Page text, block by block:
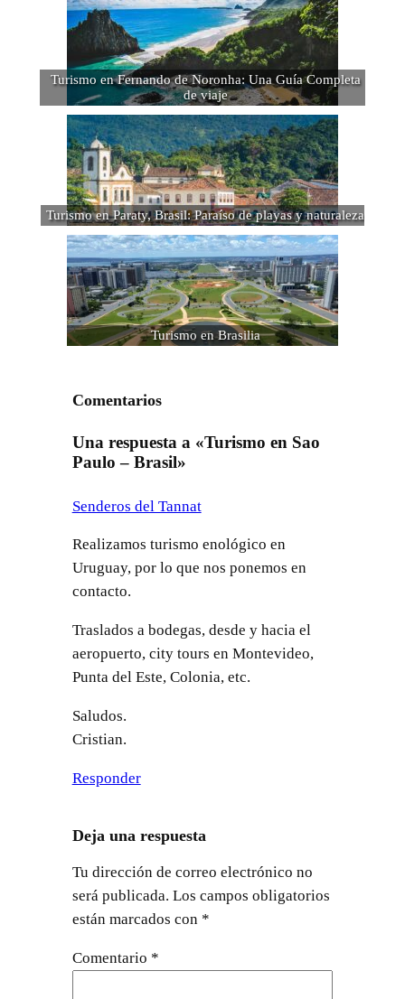
Turismo en Fernando de Noronha: Una Guía Completa
de viaje
Turismo en Paraty, Brasil: Paraíso de playas y naturaleza
Turismo en Brasilia
Comentarios
Una respuesta a «Turismo en Sao
Paulo – Brasil»
Senderos del Tannat
Realizamos turismo enológico en
Uruguay, por lo que nos ponemos en
contacto.
Traslados a bodegas, desde y hacia el
aeropuerto, city tours en Montevideo,
Punta del Este, Colonia, etc.
Saludos.
Cristian.
Responder
Deja una respuesta
Tu dirección de correo electrónico no
será publicada. Los campos obligatorios
están marcados con *
Comentario *